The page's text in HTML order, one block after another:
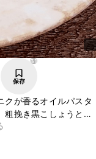
61
保存
クが香るオイルパスタ
粗挽き黒こしょうと鷹
ますよ。ぜひお試し